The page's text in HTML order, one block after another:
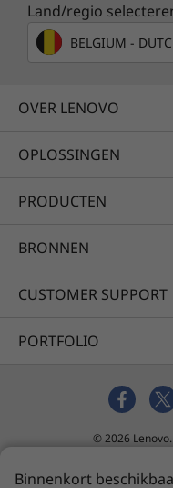
Land/regio
BELGIUM -
OVER LENOVO
OPLOSSINGEN
PRODUCTEN
BRONNEN
CUSTOMER SUPPORT
PORTFOLIO
© 2026
Binnenkort